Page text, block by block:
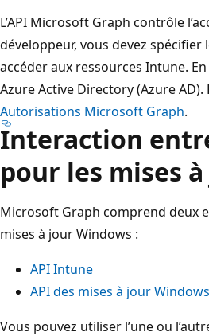
L’API Microsoft Graph contrôle
développeur, vous devez
accéder aux ressources Intune.
Azure Active Directory (Azure
Autorisations Microsoft Graph.
Interaction
pour les mises
Microsoft Graph comprend deux
mises à jour Windows :
API Intune
API des mises à jour Windows
Vous pouvez utiliser l’une ou